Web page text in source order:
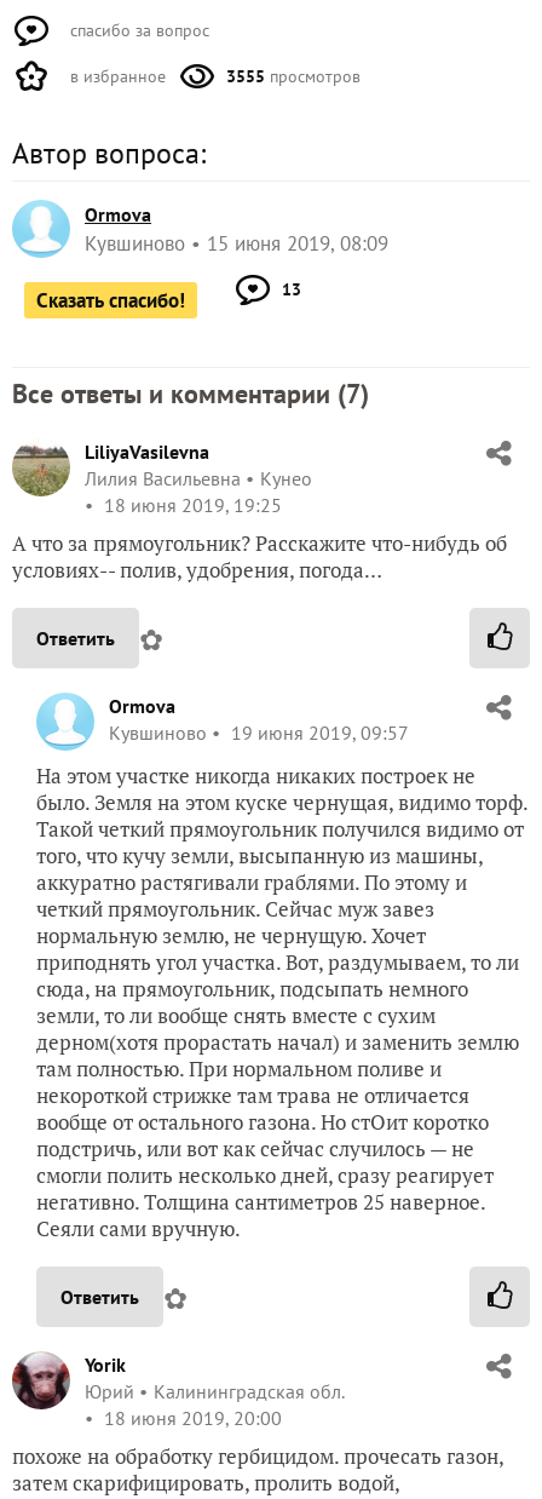
спасибо за вопрос
в избранное 3555 просмотров
Автор вопроса:
Ormova
Кувшиново 15 июня 2019, 08:09
Сказать спасибо! 13
Все ответы и комментарии (7)
LiliyaVasilevna
Лилия Васильевна
Кунео
18 июня 2019, 19:25
А что за прямоугольник? Расскажите что-нибудь об
условиях-- полив, удобрения, погода…
Ответить ✿
Ormova
Кувшиново
19 июня 2019, 09:57
На этом участке никогда никаких построек не
было. Земля на этом куске чернущая, видимо торф.
Такой четкий прямоугольник получился видимо от
того, что кучу земли, высыпанную из машины,
аккуратно растягивали граблями. По этому и
четкий прямоугольник. Сейчас муж завез
нормальную землю, не чернущую. Хочет
приподнять угол участка. Вот, раздумываем, то ли
сюда, на прямоугольник, подсыпать немного
земли, то ли вообще снять вместе с сухим
дерном(хотя прорастать начал) и заменить землю
там полностью. При нормальном поливе и
некороткой стрижке там трава не отличается
вообще от остального газона. Но стОит коротко
подстричь, или вот как сейчас случилось — не
смогли полить несколько дней, сразу реагирует
негативно. Толщина сантиметров 25 наверное.
Сеяли сами вручную.
Ответить ✿
Yorik
Юрий
Калининградская обл.
18 июня 2019, 20:00
похоже на обработку гербицидом. прочесать газон,
затем скарифицировать, пролить водой,